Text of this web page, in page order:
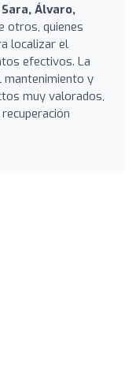
Sara, Álvaro,
otros, quienes
localizar el
efectivos. La
mantenimiento y
muy valorados,